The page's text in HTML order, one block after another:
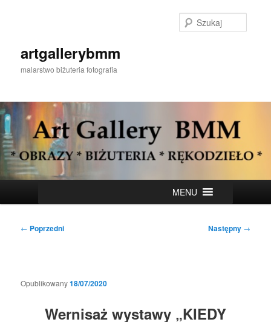
artgallerybmm
malarstwo biżuteria fotografia
MENU
Nawigacja
← Poprzedni Następny →
Opublikowany18/07/2020
Wernisaż wystawy „KIEDY